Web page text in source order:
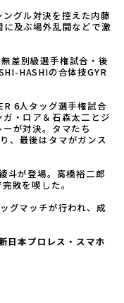
グル対決を控えた内藤
及ぶ場外乱闘などで激
差別級選手権試合・後
HASHIの合体技GYR
6人タッグ選手権試合
・ロア＆石森太二とジ
が対決。タマたち
、最後はタマがガンス
斗が登場。高橋裕二郎
敗を喫した。
グマッチが行われ、成
日本プロレス・スマホ